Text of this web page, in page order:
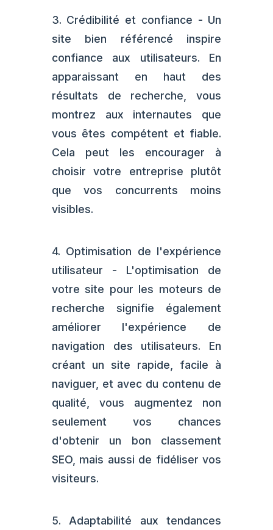
3. Crédibilité et confiance - Un
site bien référencé inspire
confiance aux utilisateurs. En
apparaissant en haut des
résultats de recherche, vous
montrez aux internautes que
vous êtes compétent et fiable.
Cela peut les encourager à
choisir votre entreprise plutôt
que vos concurrents moins
visibles.
4. Optimisation de l'expérience
utilisateur - L'optimisation de
votre site pour les moteurs de
recherche signifie également
améliorer l'expérience de
navigation des utilisateurs. En
créant un site rapide, facile à
naviguer, et avec du contenu de
qualité, vous augmentez non
seulement vos chances
d'obtenir un bon classement
SEO, mais aussi de fidéliser vos
visiteurs.
5. Adaptabilité aux tendances